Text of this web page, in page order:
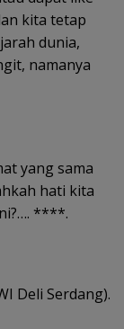
kita tetap
dunia,
namanya
yang sama
hati kita
****.
Deli Serdang).